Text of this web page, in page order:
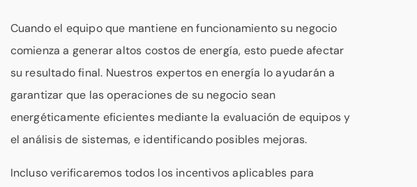
Cuando el equipo que mantiene en funcionamiento su negocio
comienza a generar altos costos de energía, esto puede afectar
su resultado final. Nuestros expertos en energía lo ayudarán a
garantizar que las operaciones de su negocio sean
energéticamente eficientes mediante la evaluación de equipos y
el análisis de sistemas, e identificando posibles mejoras.
Incluso verificaremos todos los incentivos aplicables para